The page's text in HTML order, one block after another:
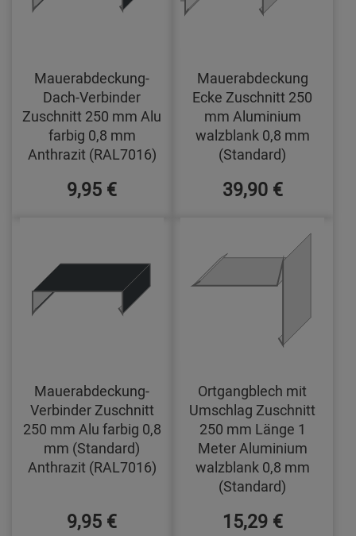
Mauerabdeckung-
Dach-Verbinder
Zuschnitt 250 mm Alu
farbig 0,8 mm
Anthrazit (RAL7016)
9,95 €
Mauerabdeckung
Ecke Zuschnitt 250
mm Aluminium
walzblank 0,8 mm
(Standard)
39,90 €
Mauerabdeckung-
Verbinder Zuschnitt
250 mm Alu farbig 0,8
mm (Standard)
Anthrazit (RAL7016)
9,95 €
Ortgangblech mit
Umschlag Zuschnitt
250 mm Länge 1
Meter Aluminium
walzblank 0,8 mm
(Standard)
15,29 €